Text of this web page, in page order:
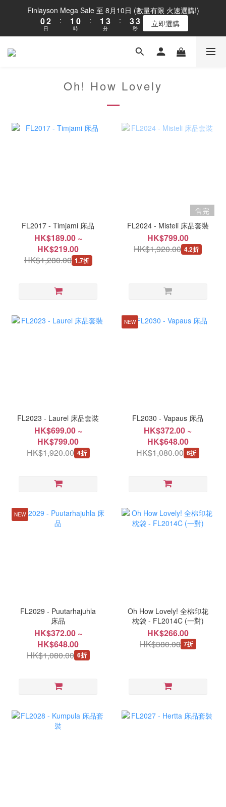
Finlayson Mega Sale 至 8月10日 (數量有限 火速選購!)
1
0
3
2
1
日
:
2
1
0
1
0
時
:
2
1
0
4
3
2
分
:
4
3
2
4
3
2
0
秒 立即選購
Oh! How Lovely
FL2017 - Timjami 床品
HK$189.00 ~
HK$219.00
HK$1,280.00 1.7折
售完
FL2024 - Misteli 床品套裝
HK$799.00
HK$1,920.00 4.2折
FL2023 - Laurel 床品套裝
HK$699.00 ~
HK$799.00
HK$1,920.00 4折
NEW
FL2030 - Vapaus 床品
HK$372.00 ~
HK$648.00
HK$1,080.00 6折
NEW
FL2029 - Puutarhajuhla
床品
HK$372.00 ~
HK$648.00
HK$1,080.00 6折
Oh How Lovely! 全棉印花
枕袋 - FL2014C (一對)
HK$266.00
HK$380.00 7折